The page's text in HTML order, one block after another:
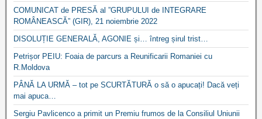
COMUNICAT de PRESĂ al ”GRUPULUI de INTEGRARE
ROMÂNEASCĂ” (GIR), 21 noiembrie 2022
DISOLUȚIE GENERALĂ, AGONIE și… întreg șirul trist…
Petrișor PEIU: Foaia de parcurs a Reunificarii Romaniei cu
R.Moldova
PÂNĂ LA URMĂ – tot pe SCURTĂTURĂ o să o apucați! Dacă veți
mai apuca…
Sergiu Pavlicenco a primit un Premiu frumos de la Consiliul Uniunii